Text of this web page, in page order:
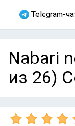
Telegram-
Nabari
из 26)